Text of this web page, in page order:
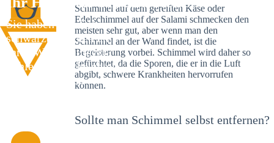
Sie haben kürzlich
schwarze Flecken an
Ihrer Wand entdeckt?
Schlechte Nachrichten:
Sie haben einen
Schimmel auf dem gereiften Käse oder
Edelschimmel auf der Salami schmecken den
meisten sehr gut, aber wenn man den
Schimmel an der Wand findet, ist die
Begeisterung vorbei. Schimmel wird daher so
gefürchtet, da die Sporen, die er in die Luft
abgibt, schwere Krankheiten hervorrufen
können.
Sollte man Schimmel selbst entfernen?